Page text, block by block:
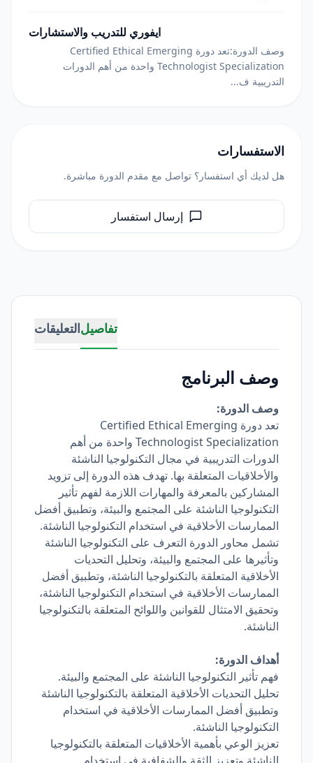
تفاصيلالتعليقات
وصف البرنامج
وصف الدورة:
تعد دورة Certified Ethical Emerging
Technologist Specialization واحدة من أهم
الدورات التدريبية في مجال التكنولوجيا الناشئة
والأخلاقيات المتعلقة بها. تهدف هذه الدورة إلى تزويد
المشاركين بالمعرفة والمهارات اللازمة لفهم تأثير
التكنولوجيا الناشئة على المجتمع والبيئة، وتطبيق أفضل
الممارسات الأخلاقية في استخدام التكنولوجيا الناشئة.
تشمل محاور الدورة التعرف على التكنولوجيا الناشئة
وتأثيرها على المجتمع والبيئة، وتحليل التحديات
الأخلاقية المتعلقة بالتكنولوجيا الناشئة، وتطبيق أفضل
الممارسات الأخلاقية في استخدام التكنولوجيا الناشئة،
وتحقيق الامتثال للقوانين واللوائح المتعلقة بالتكنولوجيا
الناشئة.
أهداف الدورة:
فهم تأثير التكنولوجيا الناشئة على المجتمع والبيئة.
تحليل التحديات الأخلاقية المتعلقة بالتكنولوجيا الناشئة
وتطبيق أفضل الممارسات الأخلاقية في استخدام
التكنولوجيا الناشئة.
تعزيز الوعي بأهمية الأخلاقيات المتعلقة بالتكنولوجيا
ايفوري للتدريب والاستشارات
وصف الدورة:تعد دورة Certified Ethical Emerging
Technologist Specialization واحدة من أهم الدورات
التدريبية ف...
الاستفسارات
هل لديك أي استفسار؟ تواصل مع مقدم الدورة مباشرة.
إرسال استفسار